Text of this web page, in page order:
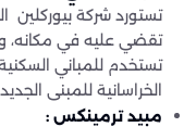
تستورد شركة بيوركلين
تقضي عليه في مكانه،
تستخدم للمباني
الخراسانية للمبنى
مبيد ترمينكس :